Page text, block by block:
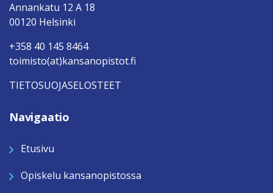
Annankatu 12 A 18
00120 Helsinki
+358 40 145 8464
toimisto(at)kansanopistot.fi
TIETOSUOJASELOSTEET
Navigaatio
Etusivu
Opiskelu kansanopistossa